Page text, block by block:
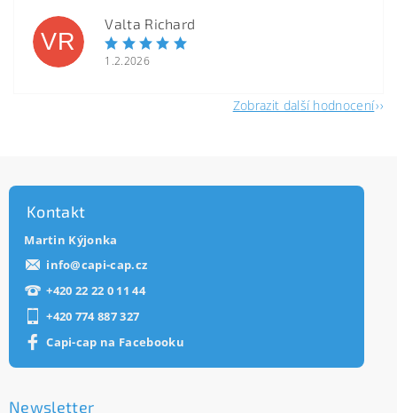
VR
Valta Richard
1.2.2026
Zobrazit další hodnocení
Kontakt
Martin Kýjonka
info@capi-cap.cz
+420 22 22 0 11 44
+420 774 887 327
Capi-cap na Facebooku
Newsletter